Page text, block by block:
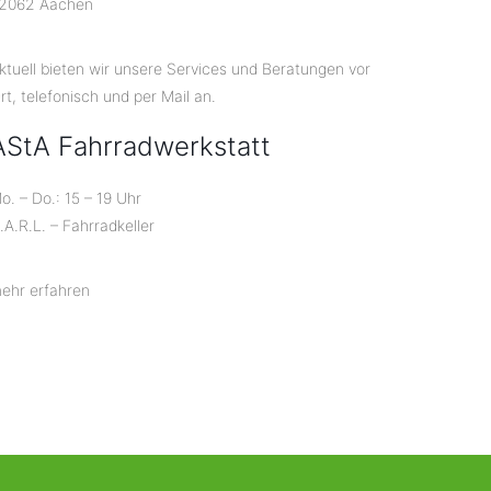
Aachen
bieten wir unsere Services und Beratungen vor
telefonisch und per Mail an.
Fahrradwerkstatt
– Do.: 15 – 19 Uhr
– Fahrradkeller
erfahren